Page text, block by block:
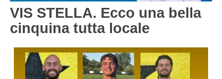
VIS STELLA. Ecco una bella
cinquina tutta locale